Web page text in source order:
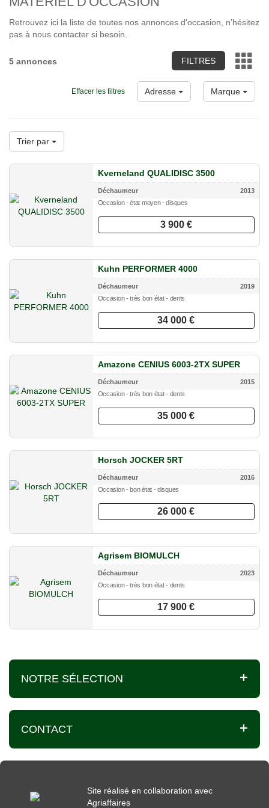
Retrouvez ici la liste de toutes nos annonces d'occasion, n’hésitez
pas à nous contacter si besoin.
5 annonces FILTRES
Effacer les filtres Adresse Marque
Trier par
Kverneland QUALIDISC 3500
Déchaumeur
2013
Occasion - état moyen - disques
3 900 €
Kuhn PERFORMER 4000
Déchaumeur
2019
Occasion - très bon état - dents
34 000 €
Amazone CENIUS 6003-2TX SUPER
Déchaumeur
2015
Occasion - très bon état - dents
35 000 €
Horsch JOCKER 5RT
Déchaumeur
2016
Occasion - bon état - disques
26 000 €
Agrisem BIOMULCH
Déchaumeur
2023
Occasion - très bon état - dents
17 900 €
NOTRE SÉLECTION
CONTACT
Site réalisé en collaboration avec
Agriaffaires